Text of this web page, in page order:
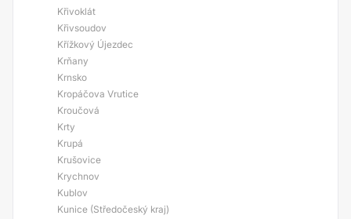
Křivoklát
Křivsoudov
Křížkový Újezdec
Krňany
Krnsko
Kropáčova Vrutice
Kroučová
Krty
Krupá
Krušovice
Krychnov
Kublov
Kunice (Středočeský kraj)